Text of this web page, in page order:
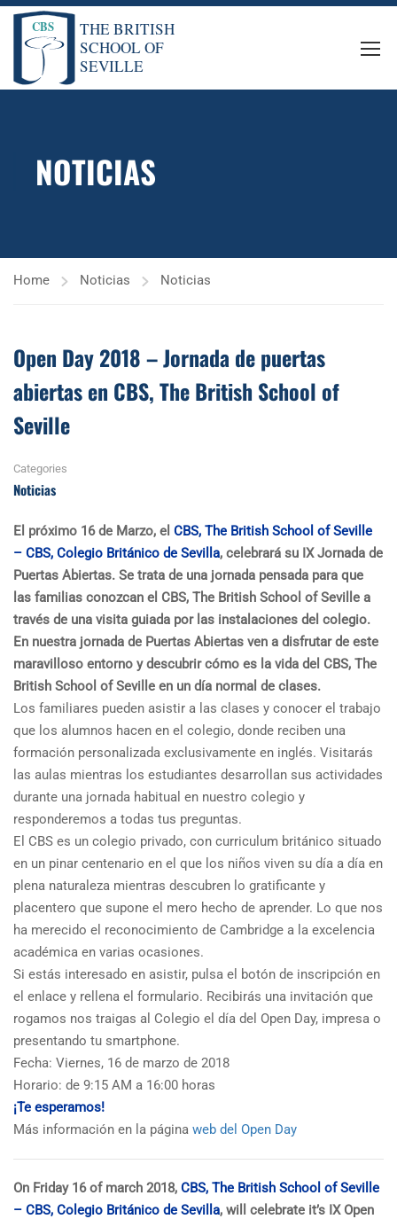
NOTICIAS
Home Noticias Noticias
Open Day 2018 – Jornada de puertas
abiertas en CBS, The British School of
Seville
Categories
Noticias
El próximo 16 de Marzo, el CBS, The British School of Seville
– CBS, Colegio Británico de Sevilla, celebrará su IX Jornada de
Puertas Abiertas. Se trata de una jornada pensada para que
las familias conozcan el CBS, The British School of Seville a
través de una visita guiada por las instalaciones del colegio.
En nuestra jornada de Puertas Abiertas ven a disfrutar de este
maravilloso entorno y descubrir cómo es la vida del CBS, The
British School of Seville en un día normal de clases.
Los familiares pueden asistir a las clases y conocer el trabajo
que los alumnos hacen en el colegio, donde reciben una
formación personalizada exclusivamente en inglés. Visitarás
las aulas mientras los estudiantes desarrollan sus actividades
durante una jornada habitual en nuestro colegio y
responderemos a todas tus preguntas.
El CBS es un colegio privado, con curriculum británico situado
en un pinar centenario en el que los niños viven su día a día en
plena naturaleza mientras descubren lo gratificante y
placentero que supone el mero hecho de aprender. Lo que nos
ha merecido el reconocimiento de Cambridge a la excelencia
académica en varias ocasiones.
Si estás interesado en asistir, pulsa el botón de inscripción en
el enlace y rellena el formulario. Recibirás una invitación que
rogamos nos traigas al Colegio el día del Open Day, impresa o
presentando tu smartphone.
Fecha: Viernes, 16 de marzo de 2018
Horario: de 9:15 AM a 16:00 horas
¡Te esperamos!
Más información en la página web del Open Day
On Friday 16 of march 2018, CBS, The British School of Seville
– CBS, Colegio Británico de Sevilla, will celebrate it’s IX Open